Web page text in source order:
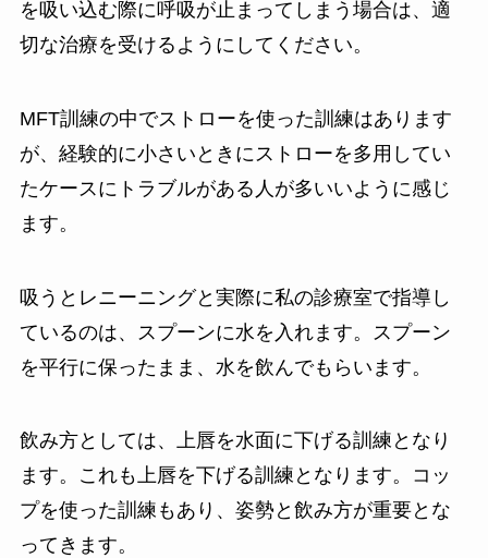
を吸い込む際に呼吸が止まってしまう場合は、適
切な治療を受けるようにしてください。
MFT訓練の中でストローを使った訓練はあります
が、経験的に小さいときにストローを多用してい
たケースにトラブルがある人が多いいように感じ
ます。
吸うとレニーニングと実際に私の診療室で指導し
ているのは、スプーンに水を入れます。スプーン
を平行に保ったまま、水を飲んでもらいます。
飲み方としては、上唇を水面に下げる訓練となり
ます。これも上唇を下げる訓練となります。コッ
プを使った訓練もあり、姿勢と飲み方が重要とな
ってきます。